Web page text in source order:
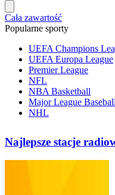
Cała zawartość
Popularne sporty
UEFA Champions
UEFA Europa League
Premier League
NFL
NBA Basketball
Major League Baseball
NHL
Najlepsze stacje